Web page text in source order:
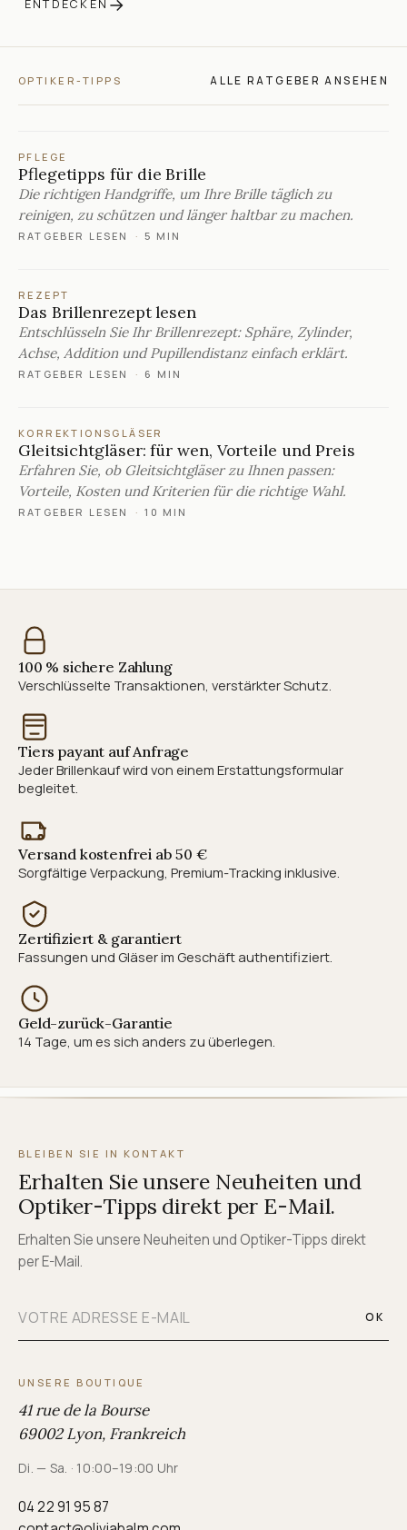
ENTDECKEN
OPTIKER-TIPPS ALLE RATGEBER ANSEHEN
PFLEGE
Pflegetipps für die Brille
Die richtigen Handgriffe, um Ihre Brille täglich zu
reinigen, zu schützen und länger haltbar zu machen.
RATGEBER LESEN · 5 MIN
REZEPT
Das Brillenrezept lesen
Entschlüsseln Sie Ihr Brillenrezept: Sphäre, Zylinder,
Achse, Addition und Pupillendistanz einfach erklärt.
RATGEBER LESEN · 6 MIN
KORREKTIONSGLÄSER
Gleitsichtgläser: für wen, Vorteile und Preis
Erfahren Sie, ob Gleitsichtgläser zu Ihnen passen:
Vorteile, Kosten und Kriterien für die richtige Wahl.
RATGEBER LESEN · 10 MIN
100 % sichere Zahlung
Verschlüsselte Transaktionen, verstärkter Schutz.
Tiers payant auf Anfrage
Jeder Brillenkauf wird von einem Erstattungsformular
begleitet.
Versand kostenfrei ab 50 €
Sorgfältige Verpackung, Premium-Tracking inklusive.
Zertifiziert & garantiert
Fassungen und Gläser im Geschäft authentifiziert.
Geld-zurück-Garantie
14 Tage, um es sich anders zu überlegen.
BLEIBEN SIE IN KONTAKT
Erhalten Sie unsere Neuheiten und
Optiker-Tipps direkt per E-Mail.
Erhalten Sie unsere Neuheiten und Optiker-Tipps direkt
per E-Mail.
OK
UNSERE BOUTIQUE
41 rue de la Bourse
69002 Lyon, Frankreich
Di. — Sa. · 10:00–19:00 Uhr
04 22 91 95 87